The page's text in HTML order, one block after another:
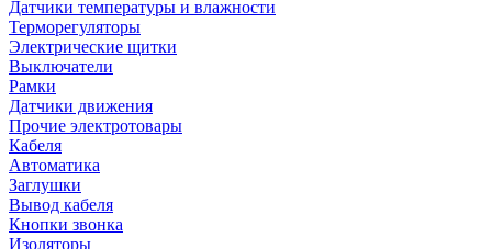
Датчики температуры и влажности
Терморегуляторы
Электрические щитки
Выключатели
Рамки
Датчики движения
Прочие электротовары
Кабеля
Автоматика
Заглушки
Вывод кабеля
Кнопки звонка
Изоляторы